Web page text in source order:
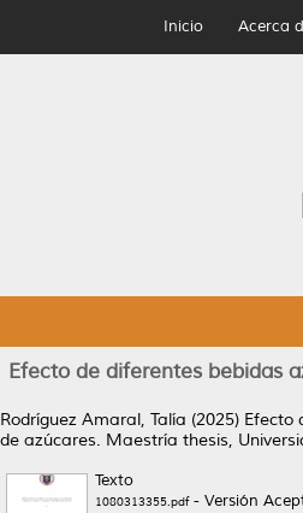
Inicio Acerca
Efecto de diferentes bebidas
Rodríguez Amaral, Talía (2025) Efecto
de azúcares. Maestría thesis,
Texto
1080313355.pdf- Versión